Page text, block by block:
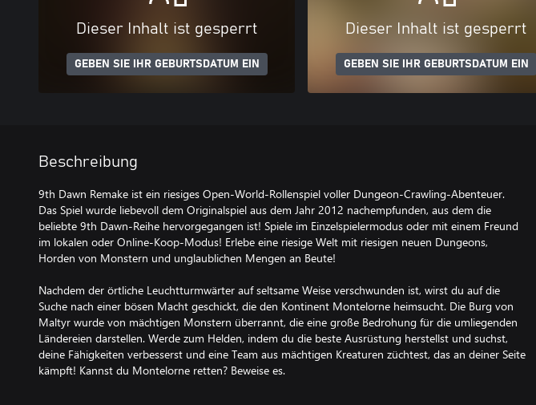
Dieser Inhalt ist gesperrt
GEBEN SIE IHR GEBURTSDATUM EIN
Dieser Inhalt ist gesperrt
GEBEN SIE IHR GEBURTSDATUM EIN
Beschreibung
9th Dawn Remake ist ein riesiges Open-World-Rollenspiel voller Dungeon-Crawling-Abenteuer.
Das Spiel wurde liebevoll dem Originalspiel aus dem Jahr 2012 nachempfunden, aus dem die
beliebte 9th Dawn-Reihe hervorgegangen ist! Spiele im Einzelspielermodus oder mit einem Freund
im lokalen oder Online-Koop-Modus! Erlebe eine riesige Welt mit riesigen neuen Dungeons,
Horden von Monstern und unglaublichen Mengen an Beute!
Nachdem der örtliche Leuchtturmwärter auf seltsame Weise verschwunden ist, wirst du auf die
Suche nach einer bösen Macht geschickt, die den Kontinent Montelorne heimsucht. Die Burg von
Maltyr wurde von mächtigen Monstern überrannt, die eine große Bedrohung für die umliegenden
Ländereien darstellen. Werde zum Helden, indem du die beste Ausrüstung herstellst und suchst,
deine Fähigkeiten verbesserst und eine Team aus mächtigen Kreaturen züchtest, das an deiner Seite
kämpft! Kannst du Montelorne retten? Beweise es.